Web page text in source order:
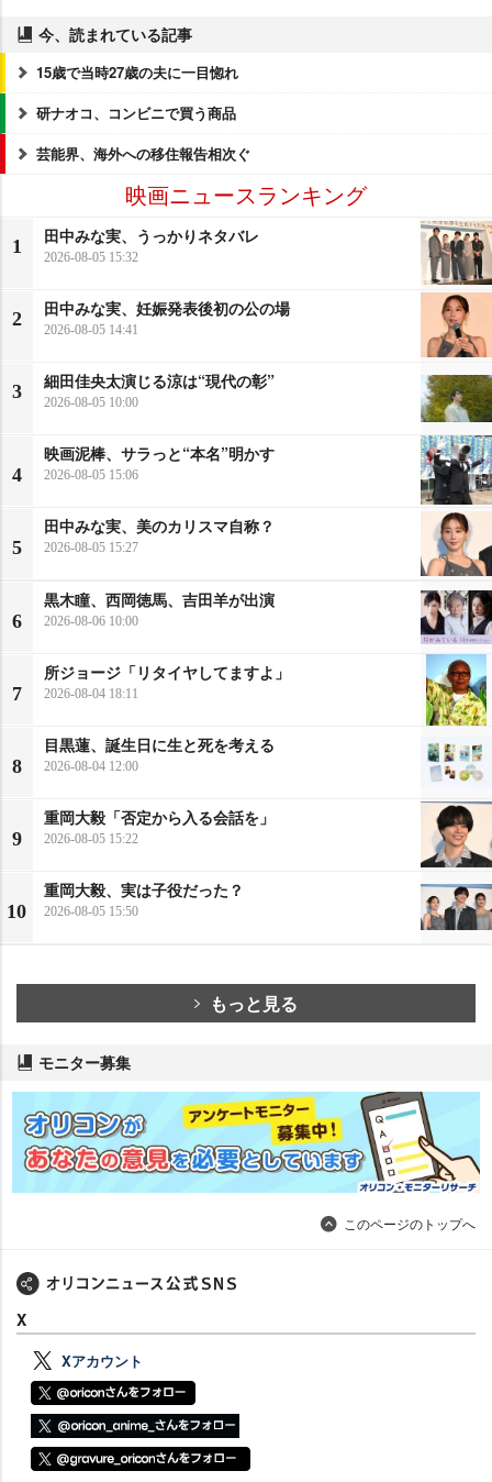
今、読まれている記事
15歳で当時27歳の夫に一目惚れ
研ナオコ、コンビニで買う商品
芸能界、海外への移住報告相次ぐ
映画ニュースランキング
1
田中みな実、うっかりネタバレ
2026-08-05 15:32
2
田中みな実、妊娠発表後初の公の場
2026-08-05 14:41
3
細田佳央太演じる涼は“現代の彰”
2026-08-05 10:00
4
映画泥棒、サラっと“本名”明かす
2026-08-05 15:06
5
田中みな実、美のカリスマ自称？
2026-08-05 15:27
6
黒木瞳、西岡徳馬、吉田羊が出演
2026-08-06 10:00
7
所ジョージ「リタイヤしてますよ」
2026-08-04 18:11
8
目黒蓮、誕生日に生と死を考える
2026-08-04 12:00
9
重岡大毅「否定から入る会話を」
2026-08-05 15:22
10
重岡大毅、実は子役だった？
2026-08-05 15:50
もっと見る
モニター募集
このページのトップへ
X
Xアカウント